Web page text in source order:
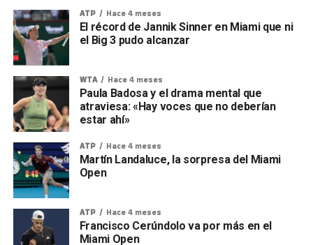
ATP Hace 4 meses
El récord de Jannik Sinner en Miami que ni
el Big 3 pudo alcanzar
WTA Hace 4 meses
Paula Badosa y el drama mental que
atraviesa: «Hay voces que no deberían
estar ahí»
ATP Hace 4 meses
Martín Landaluce, la sorpresa del Miami
Open
ATP Hace 4 meses
Francisco Cerúndolo va por más en el
Miami Open